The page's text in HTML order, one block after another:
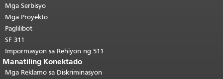
pahinang ito ay nauulit sa bawat
pahina.Bumalik sa itaas ng
pangunahing nilalaman
Mga Serbisyo
Mga Proyekto
Paglilibot
SF 311
Impormasyon sa Rehiyon ng 511
Manatiling Konektado
Mga Reklamo sa Diskriminasyon